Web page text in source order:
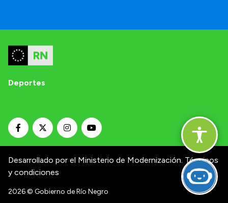
Deportes
Desarrollado por el Ministerio de Modernización. Términos
y condiciones
2026© Gobierno de Río Negro